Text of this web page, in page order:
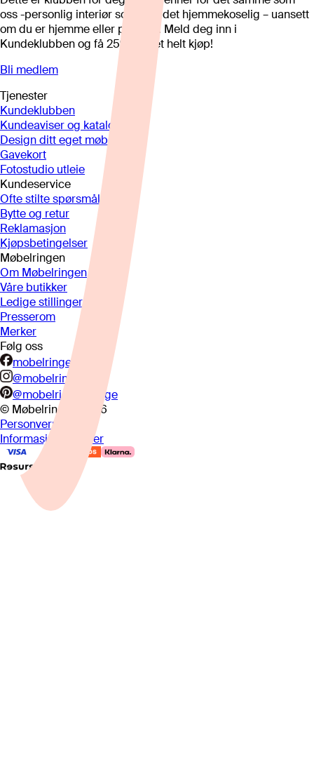
oss -personlig interiør som gjør det hjemmekoselig – uansett
om du er hjemme eller på hytta. Meld deg inn i
Kundeklubben og få 25%* på et helt kjøp!
Bli medlem
Tjenester
Kundeklubben
Kundeaviser og kataloger
Design ditt eget møbel
Gavekort
Fotostudio utleie
Kundeservice
Ofte stilte spørsmål
Bytte og retur
Reklamasjon
Kjøpsbetingelser
Møbelringen
Om Møbelringen
Våre butikker
Ledige stillinger
Presserom
Merker
Følg oss
mobelringen.no
@mobelringen
@mobelringennorge
© Møbelringen
2026
Personvern
Informasjonskapsler